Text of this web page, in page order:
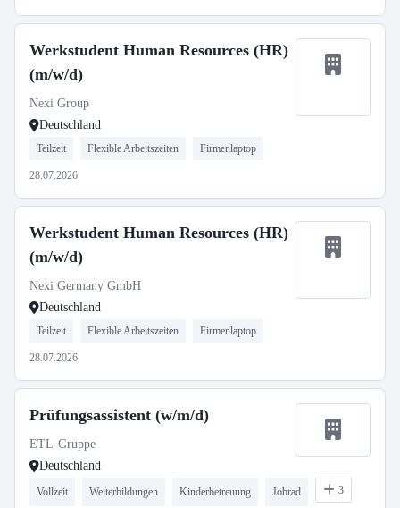
Werkstudent Human Resources (HR)
(m/w/d)
Nexi Group
Deutschland
Teilzeit Flexible Arbeitszeiten Firmenlaptop
28.07.2026
Werkstudent Human Resources (HR)
(m/w/d)
Nexi Germany GmbH
Deutschland
Teilzeit Flexible Arbeitszeiten Firmenlaptop
28.07.2026
Prüfungsassistent (w/m/d)
ETL-Gruppe
Deutschland
Vollzeit Weiterbildungen Kinderbetreuung Jobrad 3